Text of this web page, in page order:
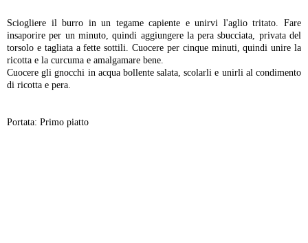
Sciogliere il burro in un tegame capiente e unirvi l'aglio tritato. Fare
insaporire per un minuto, quindi aggiungere la pera sbucciata, privata del
torsolo e tagliata a fette sottili. Cuocere per cinque minuti, quindi unire la
ricotta e la curcuma e amalgamare bene.
Cuocere gli gnocchi in acqua bollente salata, scolarli e unirli al condimento
di ricotta e pera.
Portata: Primo piatto